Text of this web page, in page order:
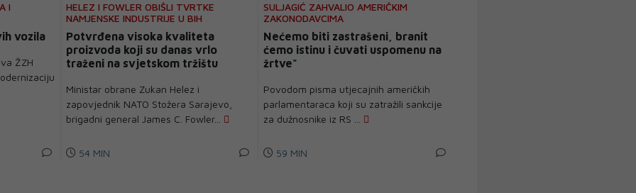
I
vozila
ŽZH
HELEZ I FOWLER OBIŠLI TVRTKE
NAMJENSKE INDUSTRIJE U BIH
Potvrđena visoka kvaliteta
proizvoda koji su danas vrlo
traženi na svjetskom tržištu
Ministar obrane Zukan Helez i
zapovjednik NATO Stožera Sarajevo,
brigadni general James C. Fowler...
54 MIN
SULJAGIĆ ZAHVALIO AMERIČKIM
ZAKONODAVCIMA
Nećemo biti zastrašeni, branit
ćemo istinu i čuvati uspomenu na
žrtve"
Povodom pisma utjecajnih američkih
parlamentaraca koji su zatražili sankcije
za dužnosnike iz RS ...
59 MIN